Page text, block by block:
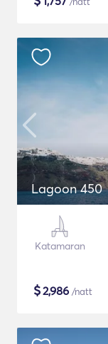
Lagoon 450
Katamaran
$2,986 /natt